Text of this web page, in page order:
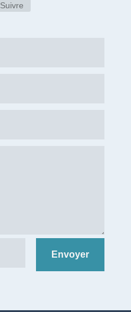
Suivre
Envoyer